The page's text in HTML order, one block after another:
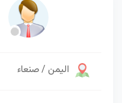
اليمن / صنعاء